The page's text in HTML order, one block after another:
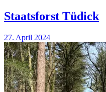
Staatsforst Tüdick
27. April 2024